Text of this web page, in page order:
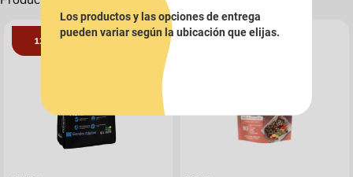
12%
Los productos y las opciones de entrega
pueden variar según la ubicación que elijas.